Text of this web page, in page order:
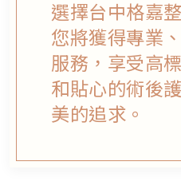
選擇台中格嘉
您將獲得專業
服務，享受高
和貼心的術後
美的追求。